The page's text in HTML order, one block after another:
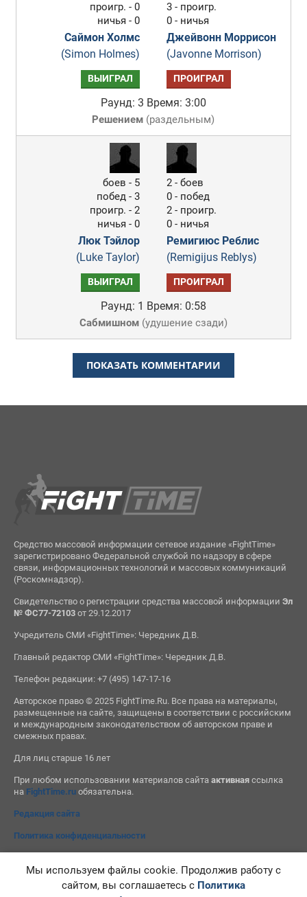
проигр. - 0
ничья - 0
Саймон Холмс
(Simon Holmes)
3 - проигр.
0 - ничья
Джейвонн Моррисон
(Javonne Morrison)
ВЫИГРАЛ ПРОИГРАЛ
Раунд: 3 Время: 3:00
Решением (раздельным)
боев - 5
побед - 3
проигр. - 2
ничья - 0
Люк Тэйлор
(Luke Taylor)
2 - боев
0 - побед
2 - проигр.
0 - ничья
Ремигиюс Реблис
(Remigijus Reblys)
ВЫИГРАЛ ПРОИГРАЛ
Раунд: 1 Время: 0:58
Сабмишном(удушение сзади)
ПОКАЗАТЬ КОММЕНТАРИИ
Средство массовой информации сетевое издание «FightTime»
зарегистрировано Федеральной службой по надзору в сфере
связи, информационных технологий и массовых коммуникаций
(Роскомнадзор).
Свидетельство о регистрации средства массовой информации Эл
№ ФС77-72103от 29.12.2017
Учредитель СМИ «FightTime»: Чередник Д.В.
Главный редактор СМИ «FightTime»: Чередник Д.В.
Телефон редакции: +7 (495) 147-17-16
Авторское право © 2025 FightTime.Ru. Все права на материалы,
размещенные на сайте, защищены в соответствии с российским
и международным законодательством об авторском праве и
смежных правах.
Для лиц старше 16 лет
При любом использовании материалов сайта активнаяссылка
на FightTime.ruобязательна.
Редакция сайта
Политика конфиденциальности
Мы используем файлы cookie. Продолжив работу с
сайтом, вы соглашаетесь с Политика